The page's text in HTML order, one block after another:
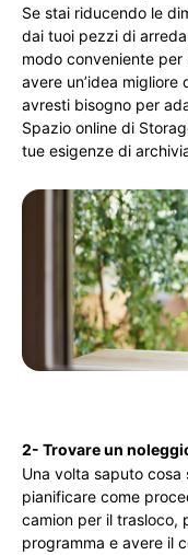
Se stai riducendo le
dai tuoi pezzi di
modo conveniente per
avere un’idea
avresti bisogno per
Spazio online di
tue esigenze di
2- Trovare un
Una volta saputo
pianificare come
camion per il trasloco,
programma e avere il